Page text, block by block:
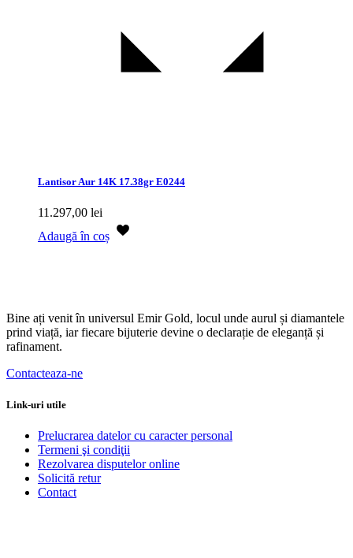
Lantisor Aur 14K 17.38gr E0244
11.297,00 lei
Adaugă în coș
Bine ați venit în universul Emir Gold, locul unde aurul și diamantele
prind viață, iar fiecare bijuterie devine o declarație de eleganță și
rafinament.
Contacteaza-ne
Link-uri utile
Prelucrarea datelor cu caracter personal
Termeni şi condiţii
Rezolvarea disputelor online
Solicită retur
Contact